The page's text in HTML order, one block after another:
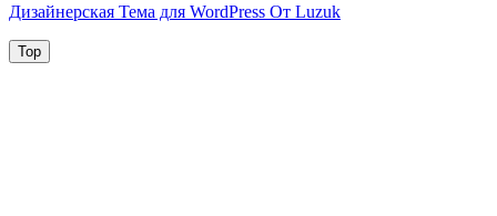
Дизайнерская Тема для WordPress От Luzuk
Top